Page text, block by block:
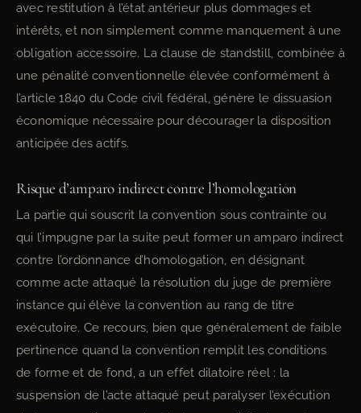
avec restitution à l’état antérieur plus dommages et
intérêts, et non simplement comme manquement à une
obligation accessoire. La clause de standstill, combinée à
une pénalité conventionnelle élevée conformément à
l’article 1840 du Code civil fédéral, génère le dissuasion
économique nécessaire pour décourager la disposition
anticipée des actifs.
Risque d’amparo indirect contre l’homologation
La partie qui souscrit la convention sous contrainte ou
qui l’impugne par la suite peut former un amparo indirect
contre l’ordonnance d’homologation, en désignant
comme acte attaqué la résolution du juge de première
instance qui élève la convention au rang de titre
exécutoire. Ce recours, bien que généralement de faible
pertinence quand la convention remplit les conditions
de forme et de fond, a un effet dilatoire réel : la
suspension de l’acte attaqué peut paralyser l’exécution